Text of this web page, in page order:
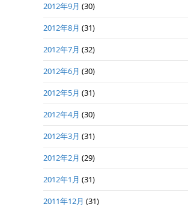
2012年9月 (30)
2012年8月 (31)
2012年7月 (32)
2012年6月 (30)
2012年5月 (31)
2012年4月 (30)
2012年3月 (31)
2012年2月 (29)
2012年1月 (31)
2011年12月 (31)